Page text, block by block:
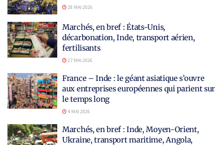
28 MAI 2026
Marchés, en bref : États-Unis,
décarbonation, Inde, transport aérien,
fertilisants
27 MAI 2026
France – Inde : le géant asiatique s’ouvre
aux entreprises européennes qui parient sur
le temps long
4 MAI 2026
Marchés, en bref : Inde, Moyen-Orient,
Ukraine, transport maritime, Angola,